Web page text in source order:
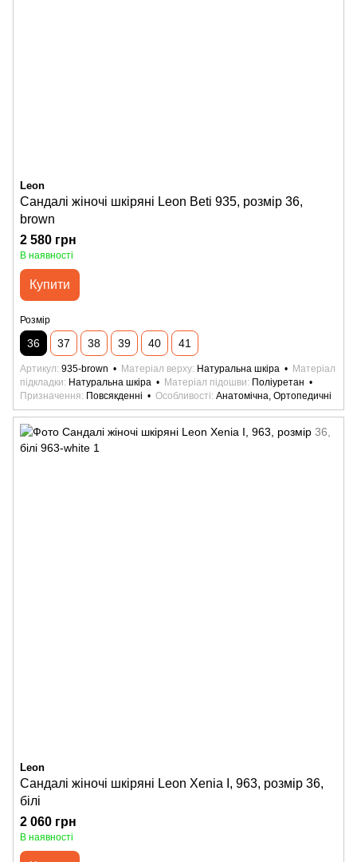
Leon
Сандалі жіночі шкіряні Leon Beti 935, розмір 36,
brown
2 580 грн
В наявності
Купити
Розмір
36 37 38 39 40 41
Артикул 935-brown Матеріал верху Натуральна шкіра
Матеріал
підкладки
Натуральна шкіра Матеріал підошви
Поліуретан
Призначення
Повсякденні Особливості Анатомічна, Ортопедичні
Leon
Сандалі жіночі шкіряні Leon Xenia I, 963, розмір 36,
білі
2 060 грн
В наявності